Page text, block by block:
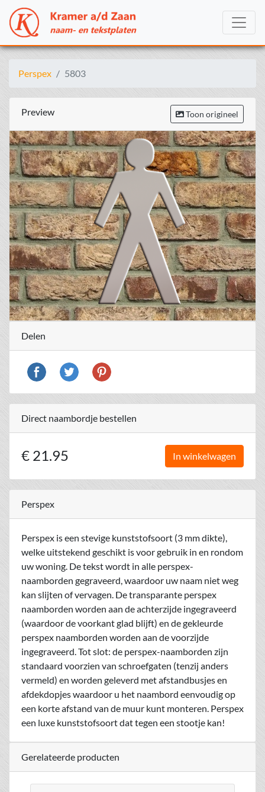
Perspex 5803
Preview Toon origineel
Delen
Direct naambordje bestellen
€ 21.95 In winkelwagen
Perspex
Perspex is een stevige kunststofsoort (3 mm dikte),
welke uitstekend geschikt is voor gebruik in en rondom
uw woning. De tekst wordt in alle perspex-
naamborden gegraveerd, waardoor uw naam niet weg
kan slijten of vervagen. De transparante perspex
naamborden worden aan de achterzijde ingegraveerd
(waardoor de voorkant glad blijft) en de gekleurde
perspex naamborden worden aan de voorzijde
ingegraveerd. Tot slot: de perspex-naamborden zijn
standaard voorzien van schroefgaten (tenzij anders
vermeld) en worden geleverd met afstandbusjes en
afdekdopjes waardoor u het naambord eenvoudig op
een korte afstand van de muur kunt monteren. Perspex
een luxe kunststofsoort dat tegen een stootje kan!
Gerelateerde producten